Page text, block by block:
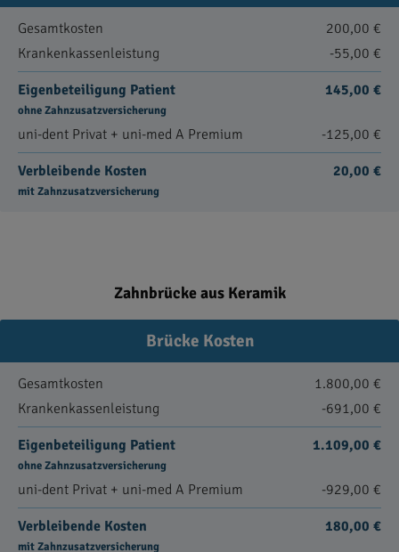
Gesamtkosten
200,00 €
Krankenkassenleistung
-55,00 €
Eigenbeteiligung Patient
ohne Zahnzusatzversicherung
145,00 €
uni-dent Privat + uni-med A Premium -125,00 €
Verbleibende Kosten
mit Zahnzusatzversicherung
20,00 €
Zahnbrücke aus Keramik
Brücke Kosten
Gesamtkosten
1.800,00 €
Krankenkassenleistung
-691,00 €
Eigenbeteiligung Patient
ohne Zahnzusatzversicherung
1.109,00 €
uni-dent Privat + uni-med A Premium -929,00 €
Verbleibende Kosten
mit Zahnzusatzversicherung
180,00 €